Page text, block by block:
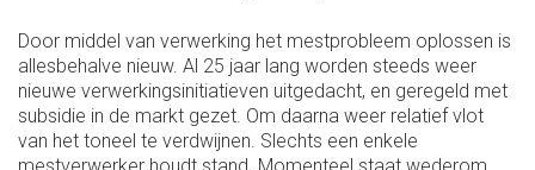
Door middel van verwerking het mestprobleem oplossen is
allesbehalve nieuw. Al 25 jaar lang worden steeds weer
nieuwe verwerkingsinitiatieven uitgedacht, en geregeld met
subsidie in de markt gezet. Om daarna weer relatief vlot
van het toneel te verdwijnen. Slechts een enkele